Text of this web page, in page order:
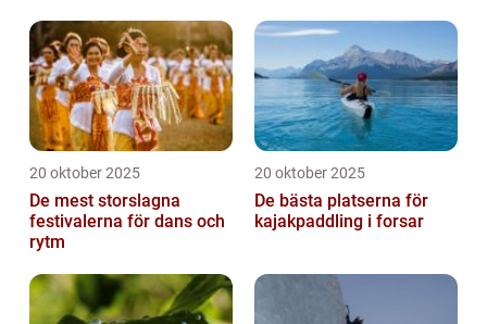
20 oktober 2025
De mest storslagna
festivalerna för dans och
rytm
20 oktober 2025
De bästa platserna för
kajakpaddling i forsar